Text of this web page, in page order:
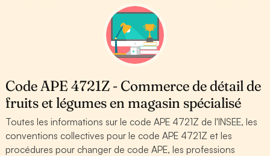
Code APE 4721Z - Commerce de détail de
fruits et légumes en magasin spécialisé
Toutes les informations sur le code APE 4721Z de l'INSEE, les
conventions collectives pour le code APE 4721Z et les
procédures pour changer de code APE, les professions